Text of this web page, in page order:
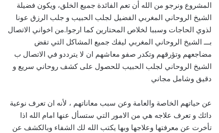
المشروع ونرجو من الله أن تعم الفائدة جميع الخلق، ويكون فضيلة
الشيخ الروحاني المغربي الفضيل لجلب الحبيب و جلب الرزق عونا
لذوي الحاجات وسببا لخلاص المحتارين كما ارجوا.من اخواني الاتصال
بـــ الشيخ الروحاني المغربي ليفك جميع المشاكل التي تقض
مضاجعهم وتؤرقهم وتكدر صفو معاشهم ان لا يترددو في الاتصال ب
الشيخ الروحاني لجلب الحبيب للحصول على كشف روحاني سريع و
دقيق وشامل مجاني
عن حياتهم الخاصة والعامة وعن سبب معاناتهم ، لأنه ان تعرف نوعية
دائك و تعرف علاجه هي من الامور التي ستسأل عنها امام الله اذا
تأخرت عن معرفتها وعلاجها وبها يكتب الله لك الشفاء وبالكشف عن